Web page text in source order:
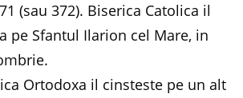
(sau 372). Biserica Catolica il
pe Sfantul Ilarion cel Mare, in
Ortodoxa il cinsteste pe un alt